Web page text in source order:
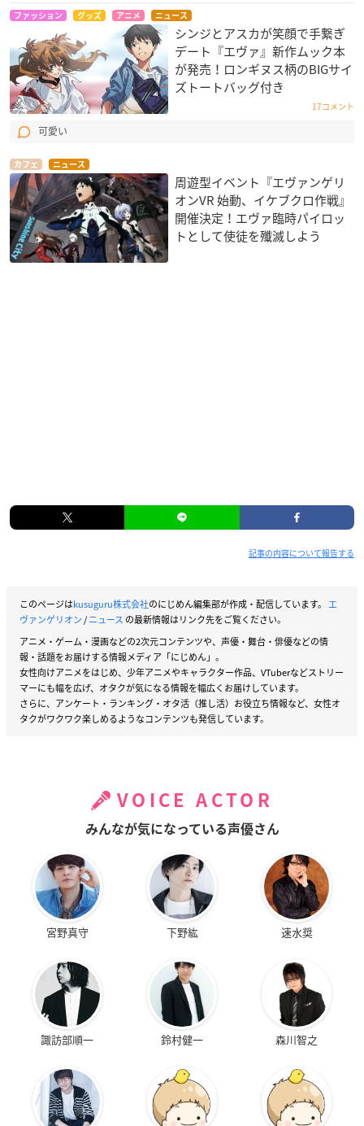
ファッション グッズ アニメ ニュース
シンジとアスカが笑顔で手繋ぎ
デート『エヴァ』新作ムック本
が発売！ロンギヌス柄のBIGサイ
ズトートバッグ付き
17コメント
可愛い
カフェ ニュース
周遊型イベント『エヴァンゲリ
オンVR 始動、イケブクロ作戦』
開催決定！エヴァ臨時パイロッ
トとして使徒を殲滅しよう
記事の内容について報告する
このページはkusuguru株式会社のにじめん編集部が作成・配信しています。 エ
ヴァンゲリオン/ニュース の最新情報はリンク先をご覧ください。
アニメ・ゲーム・漫画などの2次元コンテンツや、声優・舞台・俳優などの情
報・話題をお届けする情報メディア「にじめん」。
女性向けアニメをはじめ、少年アニメやキャラクター作品、VTuberなどストリー
マーにも幅を広げ、オタクが気になる情報を幅広くお届けしています。
さらに、アンケート・ランキング・オタ活（推し活）お役立ち情報など、女性オ
タクがワクワク楽しめるようなコンテンツも発信しています。
VOICE ACTOR
みんなが気になっている声優さん
宮野真守 下野紘 速水奨
諏訪部順一 鈴村健一 森川智之